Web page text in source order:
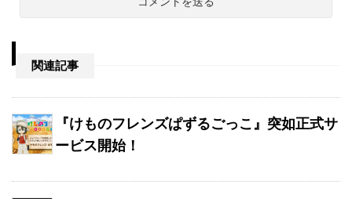
関連記事
『けものフレンズぱずるごっこ』突如正式サ
ービス開始！